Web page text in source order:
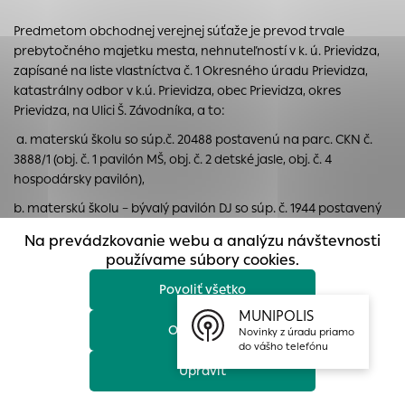
Predmetom obchodnej verejnej súťaže je prevod trvale
prebytočného majetku mesta, nehnuteľností v k. ú. Prievidza,
zapísané na liste vlastníctva č. 1 Okresného úradu Prievidza,
katastrálny odbor v k.ú. Prievidza, obec Prievidza, okres
Prievidza, na Ulici Š. Závodníka, a to:
a. materskú školu so súp.č. 20488 postavenú na parc. CKN č.
3888/1 (obj. č. 1 pavilón MŠ, obj. č. 2 detské jasle, obj. č. 4
hospodársky pavilón),
b. materskú školu – bývalý pavilón DJ so súp. č. 1944 postavený
c. pozemok parc. CKN č. 3888/1, zastavaná plocha a nádvorie
vo výmere 9313 m2 ,
d. pozemok parc. CKN č. 3888/3, zastavaná plocha a nádvorie
e. pozemok parc. CKN č. 3888/4, zastavaná plocha a nádvorie
Na prevádzkovanie webu a analýzu návštevnosti
používame súbory cookies.
Povoliť všetko
Odmietnuť
Upraviť
týchto súborov cookie nemôže web správne fungovať.
Analytické cookies
Analytické cookies pomáhajú prevádzkovateľovi stránok
pochopiť, ako návštevníci stránok stránku používajú, aby
mohol stránky optimalizovať a ponúknuť im lepšiu
skúsenosť. Všetky dáta sa zbierajú anonymne a nie je
možné ich spojiť s konkrétnou osobou.
Povoliť všetko
Uložiť nastavenia
Viac informácií
MUNIPOLIS
Novinky z úradu priamo
do vášho telefónu